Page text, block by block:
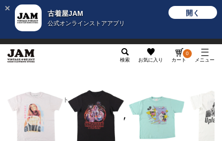
古着屋JAM
公式オンラインストアアプリ
開く
検索 お気に入り カート
0
メニュー
トップス Tシャツ
Tシャツ